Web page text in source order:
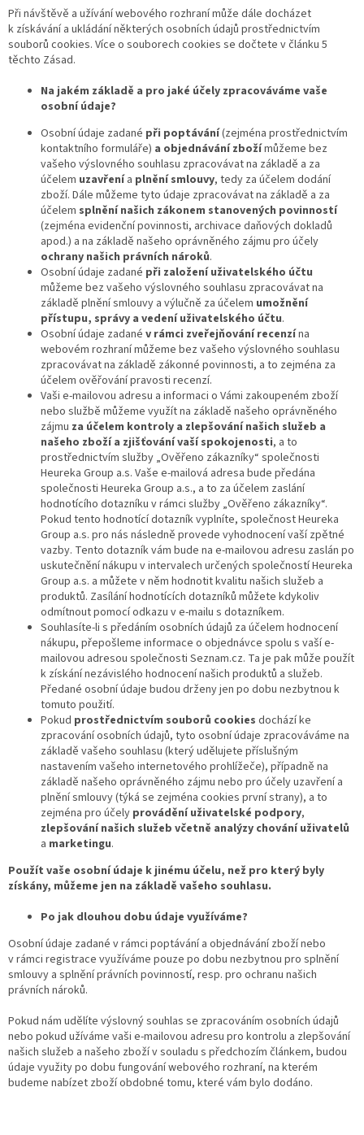
Při návštěvě a užívání webového rozhraní může dále docházet
k získávání a ukládání některých osobních údajů prostřednictvím
souborů cookies. Více o souborech cookies se dočtete v článku 5
těchto Zásad.
Na jakém základě a pro jaké účely zpracováváme vaše
osobní údaje?
Osobní údaje zadané při poptávání(zejména prostřednictvím
kontaktního formuláře) a objednávání zbožímůžeme bez
vašeho výslovného souhlasu zpracovávat na základě a za
účelem uzavřenía plnění smlouvy, tedy za účelem dodání
zboží. Dále můžeme tyto údaje zpracovávat na základě a za
účelem splnění našich zákonem stanovených povinností
(zejména evidenční povinnosti, archivace daňových dokladů
apod.) a na základě našeho oprávněného zájmu pro účely
ochrany našich právních nároků.
Osobní údaje zadané při založení uživatelského účtu
můžeme bez vašeho výslovného souhlasu zpracovávat na
základě plnění smlouvy a výlučně za účelem umožnění
přístupu, správy a vedení uživatelského účtu.
Osobní údaje zadané v rámci zveřejňování recenzína
webovém rozhraní můžeme bez vašeho výslovného souhlasu
zpracovávat na základě zákonné povinnosti, a to zejména za
účelem ověřování pravosti recenzí.
Vaši e-mailovou adresu a informaci o Vámi zakoupeném zboží
nebo službě můžeme využít na základě našeho oprávněného
zájmu za účelem kontroly a zlepšování našich služeb a
našeho zboží a zjišťování vaší spokojenosti, a to
prostřednictvím služby „Ověřeno zákazníky“ společnosti
Heureka Group a.s. Vaše e-mailová adresa bude předána
společnosti Heureka Group a.s., a to za účelem zaslání
hodnotícího dotazníku v rámci služby „Ověřeno zákazníky“.
Pokud tento hodnotící dotazník vyplníte, společnost Heureka
Group a.s. pro nás následně provede vyhodnocení vaší zpětné
vazby. Tento dotazník vám bude na e-mailovou adresu zaslán po
uskutečnění nákupu v intervalech určených společností Heureka
Group a.s. a můžete v něm hodnotit kvalitu našich služeb a
produktů. Zasílání hodnotících dotazníků můžete kdykoliv
odmítnout pomocí odkazu v e-mailu s dotazníkem.
Souhlasíte-li s předáním osobních údajů za účelem hodnocení
nákupu, přepošleme informace o objednávce spolu s vaší e-
mailovou adresou společnosti Seznam.cz. Ta je pak může použít
k získání nezávislého hodnocení našich produktů a služeb.
Předané osobní údaje budou drženy jen po dobu nezbytnou k
tomuto použití.
Pokud prostřednictvím souborů cookies dochází ke
zpracování osobních údajů, tyto osobní údaje zpracováváme na
základě vašeho souhlasu (který udělujete příslušným
nastavením vašeho internetového prohlížeče), případně na
základě našeho oprávněného zájmu nebo pro účely uzavření a
plnění smlouvy (týká se zejména cookies první strany), a to
zejména pro účely provádění uživatelské podpory,
zlepšování našich služeb včetně analýzy chování uživatelů
a marketingu.
Použít vaše osobní údaje k jinému účelu, než pro který byly
získány, můžeme jen na základě vašeho souhlasu.
Po jak dlouhou dobu údaje využíváme?
Osobní údaje zadané v rámci poptávání a objednávání zboží nebo
v rámci registrace využíváme pouze po dobu nezbytnou pro splnění
smlouvy a splnění právních povinností, resp. pro ochranu našich
právních nároků.
Pokud nám udělíte výslovný souhlas se zpracováním osobních údajů
nebo pokud užíváme vaši e-mailovou adresu pro kontrolu a zlepšování
našich služeb a našeho zboží v souladu s předchozím článkem, budou
údaje využity po dobu fungování webového rozhraní, na kterém
budeme nabízet zboží obdobné tomu, které vám bylo dodáno.